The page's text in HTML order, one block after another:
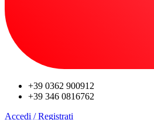
+39 0362 900912
+39 346 0816762
Accedi / Registrati